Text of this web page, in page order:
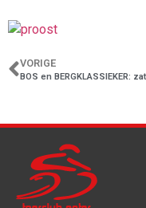
VORIGE